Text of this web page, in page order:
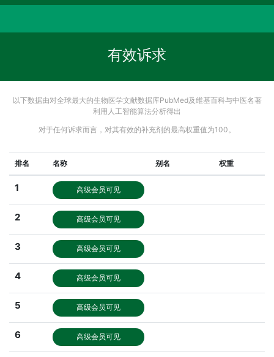
有效诉求
以下数据由对全球最大的生物医学文献数据库PubMed及维基百科与中医名著
利用人工智能算法分析得出
对于任何诉求而言，对其有效的补充剂的最高权重值为100。
排名 名称 别名 权重
1 高级会员可见
2 高级会员可见
3 高级会员可见
4 高级会员可见
5 高级会员可见
6 高级会员可见